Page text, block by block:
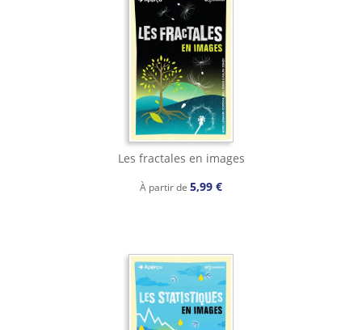
Les fractales en images
À partir de 5,99 €